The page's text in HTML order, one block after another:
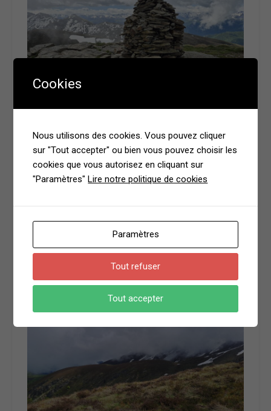
Cookies
Nous utilisons des cookies. Vous pouvez cliquer
sur "Tout accepter" ou bien vous pouvez choisir les
cookies que vous autorisez en cliquant sur
"Paramètres"Lire notre politique de cookies
Paramètres
Tout refuser
Tout accepter